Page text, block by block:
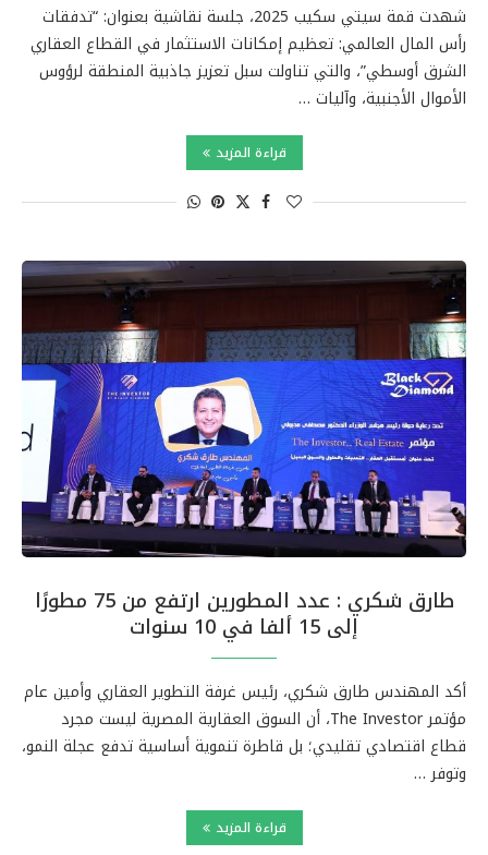
شهدت قمة سيتي سكيب 2025، جلسة نقاشية بعنوان: “تدفقات
رأس المال العالمي: تعظيم إمكانات الاستثمار في القطاع العقاري
الشرق أوسطي”، والتي تناولت سبل تعزيز جاذبية المنطقة لرؤوس
الأموال الأجنبية، وآليات …
قراءة المزيد
طارق شكري : عدد المطورين ارتفع من 75 مطورًا
إلى 15 ألفا في 10 سنوات
أكد المهندس طارق شكري، رئيس غرفة التطوير العقاري وأمين عام
مؤتمر The Investor، أن السوق العقارية المصرية ليست مجرد
قطاع اقتصادي تقليدي؛ بل قاطرة تنموية أساسية تدفع عجلة النمو،
وتوفر …
قراءة المزيد